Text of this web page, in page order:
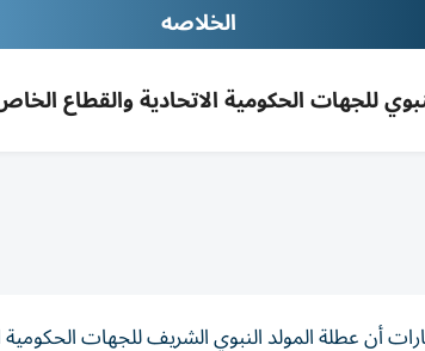
الخلاصه
الحكومية الاتحادية والقطاع الخاص يوم
أن عطلة المولد النبوي الشريف للجهات